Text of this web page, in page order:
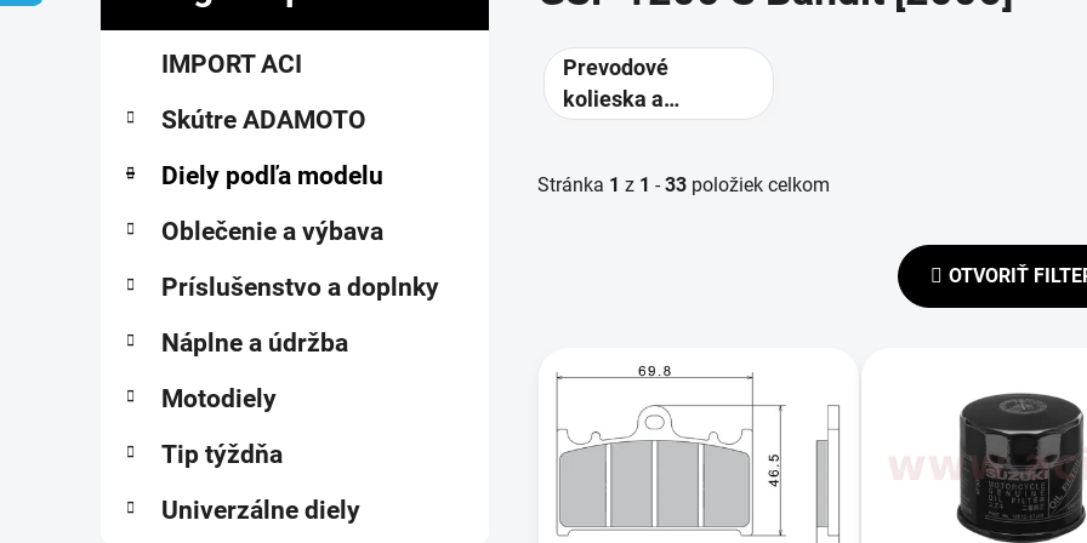
č
kategórieIMPORT ACI
Skútre ADAMOTO
Diely podľa modelu
Oblečenie a výbava
Príslušenstvo a doplnky
Náplne a údržba
Motodiely
Tip týždňa
Univerzálne diely
Prevodové
kolieska a
prevody
Stránka 1 z 1 -33 položiek celkom
OTVORIŤ